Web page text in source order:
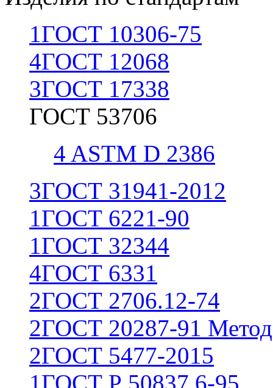
1ГОСТ 10306-75
4ГОСТ 12068
3ГОСТ 17338
ГОСТ 53706
4 ASTM D 2386
3ГОСТ 31941-2012
1ГОСТ 6221-90
1ГОСТ 32344
4ГОСТ 6331
2ГОСТ 2706.12-74
2ГОСТ 20287-91
2ГОСТ 5477-2015